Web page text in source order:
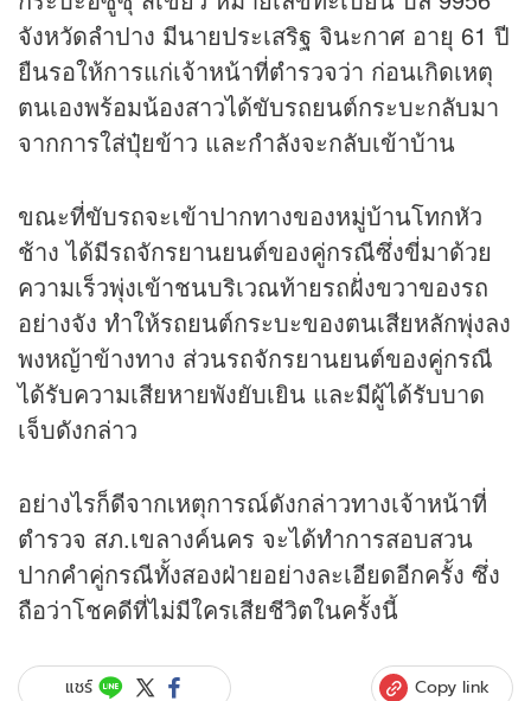
จังหวัดลำปาง มีนายประเสริฐ จินะกาศ อายุ 61 ปี
ยืนรอให้การแก่เจ้าหน้าที่ตำรวจว่า ก่อนเกิดเหตุ
ตนเองพร้อมน้องสาวได้ขับรถยนต์กระบะกลับมา
จากการใส่ปุ๋ยข้าว และกำลังจะกลับเข้าบ้าน
ขณะที่ขับรถจะเข้าปากทางของหมู่บ้านโทกหัว
ช้าง ได้มีรถจักรยานยนต์ของคู่กรณีซึ่งขี่มาด้วย
ความเร็วพุ่งเข้าชนบริเวณท้ายรถฝั่งขวาของรถ
อย่างจัง ทำให้รถยนต์กระบะของตนเสียหลักพุ่งลง
พงหญ้าข้างทาง ส่วนรถจักรยานยนต์ของคู่กรณี
ได้รับความเสียหายพังยับเยิน และมีผู้ได้รับบาด
เจ็บดังกล่าว
อย่างไรก็ดีจากเหตุการณ์ดังกล่าวทางเจ้าหน้าที่
ตำรวจ สภ.เขลางค์นคร จะได้ทำการสอบสวน
ปากคำคู่กรณีทั้งสองฝ่ายอย่างละเอียดอีกครั้ง ซึ่ง
ถือว่าโชคดีที่ไม่มีใครเสียชีวิตในครั้งนี้
แชร์ Copy link